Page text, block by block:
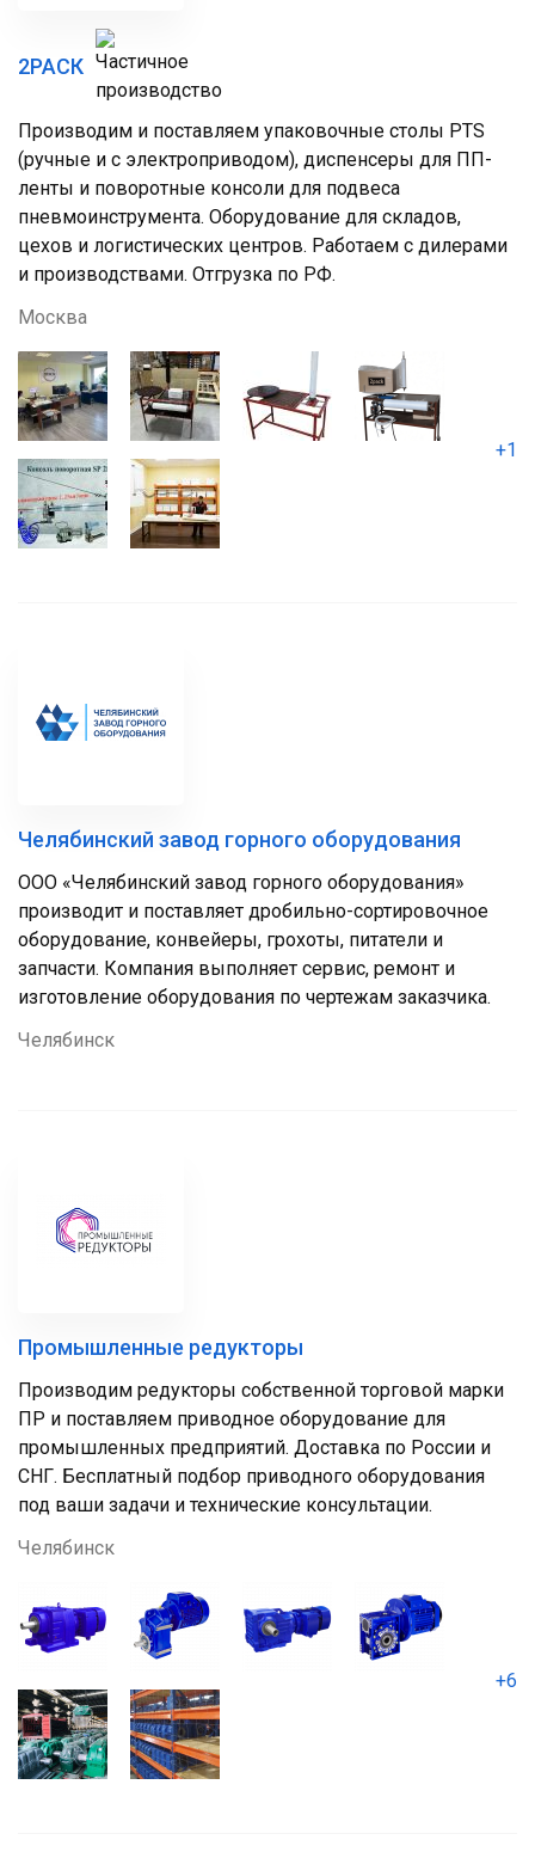
2РАСК
Производим и поставляем упаковочные столы PTS
(ручные и с электроприводом), диспенсеры для ПП-
ленты и поворотные консоли для подвеса
пневмоинструмента. Оборудование для складов,
цехов и логистических центров. Работаем с дилерами
и производствами. Отгрузка по РФ.
Москва
+1
Челябинский завод горного оборудования
ООО «Челябинский завод горного оборудования»
производит и поставляет дробильно-сортировочное
оборудование, конвейеры, грохоты, питатели и
запчасти. Компания выполняет сервис, ремонт и
изготовление оборудования по чертежам заказчика.
Челябинск
Промышленные редукторы
Производим редукторы собственной торговой марки
ПР и поставляем приводное оборудование для
промышленных предприятий. Доставка по России и
СНГ. Бесплатный подбор приводного оборудования
под ваши задачи и технические консультации.
Челябинск
+6